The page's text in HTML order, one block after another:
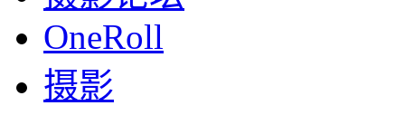
OneRoll
摄影